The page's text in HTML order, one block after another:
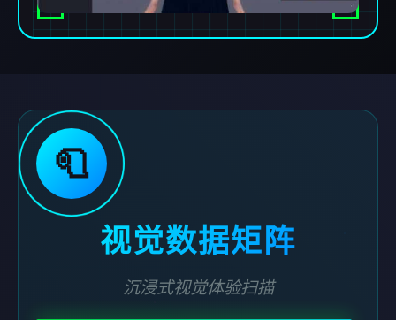
🧻
视觉数据矩阵
沉浸式视觉体验扫描